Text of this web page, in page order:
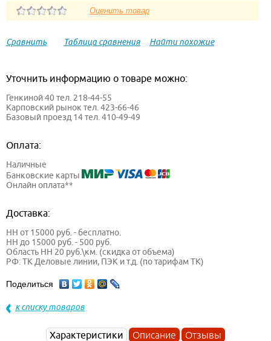
Сравнить Таблица сравнения Найти похожие
Уточнить информацию о товаре можно:
Генкиной 40 тел. 218-44-55
Карповский рынок тел. 423-66-46
Базовый проезд 14 тел. 410-49-49
Оплата:
Наличные
Банковские карты
Онлайн оплата**
Доставка:
НН от 15000 руб. - бесплатно.
НН до 15000 руб. - 500 руб.
Область НН 20 руб.\км. (скидка от объема)
РФ: ТК Деловые линии, ПЭК и т.д. (по тарифам ТК)
Поделиться
к списку товаров
Характеристики Описание
Отзывы